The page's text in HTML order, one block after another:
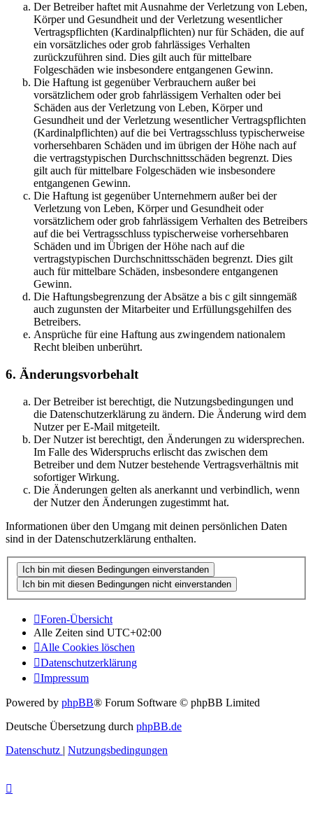
Der Betreiber haftet mit Ausnahme der Verletzung von Leben,
Körper und Gesundheit und der Verletzung wesentlicher
Vertragspflichten (Kardinalpflichten) nur für Schäden, die auf
ein vorsätzliches oder grob fahrlässiges Verhalten
zurückzuführen sind. Dies gilt auch für mittelbare
Folgeschäden wie insbesondere entgangenen Gewinn.
Die Haftung ist gegenüber Verbrauchern außer bei
vorsätzlichem oder grob fahrlässigem Verhalten oder bei
Schäden aus der Verletzung von Leben, Körper und
Gesundheit und der Verletzung wesentlicher Vertragspflichten
(Kardinalpflichten) auf die bei Vertragsschluss typischerweise
vorhersehbaren Schäden und im übrigen der Höhe nach auf
die vertragstypischen Durchschnittsschäden begrenzt. Dies
gilt auch für mittelbare Folgeschäden wie insbesondere
entgangenen Gewinn.
Die Haftung ist gegenüber Unternehmern außer bei der
Verletzung von Leben, Körper und Gesundheit oder
vorsätzlichem oder grob fahrlässigem Verhalten des Betreibers
auf die bei Vertragsschluss typischerweise vorhersehbaren
Schäden und im Übrigen der Höhe nach auf die
vertragstypischen Durchschnittsschäden begrenzt. Dies gilt
auch für mittelbare Schäden, insbesondere entgangenen
Gewinn.
Die Haftungsbegrenzung der Absätze a bis c gilt sinngemäß
auch zugunsten der Mitarbeiter und Erfüllungsgehilfen des
Betreibers.
Ansprüche für eine Haftung aus zwingendem nationalem
Recht bleiben unberührt.
6. Änderungsvorbehalt
Der Betreiber ist berechtigt, die Nutzungsbedingungen und
die Datenschutzerklärung zu ändern. Die Änderung wird dem
Nutzer per E-Mail mitgeteilt.
Der Nutzer ist berechtigt, den Änderungen zu widersprechen.
Im Falle des Widerspruchs erlischt das zwischen dem
Betreiber und dem Nutzer bestehende Vertragsverhältnis mit
sofortiger Wirkung.
Die Änderungen gelten als anerkannt und verbindlich, wenn
der Nutzer den Änderungen zugestimmt hat.
Informationen über den Umgang mit deinen persönlichen Daten
sind in der Datenschutzerklärung enthalten.
Foren-Übersicht
Alle Zeiten sind UTC+02:00
Alle Cookies löschen
Datenschutzerklärung
Impressum
Powered by phpBB® Forum Software © phpBB Limited
Deutsche Übersetzung durch phpBB.de
Datenschutz | Nutzungsbedingungen